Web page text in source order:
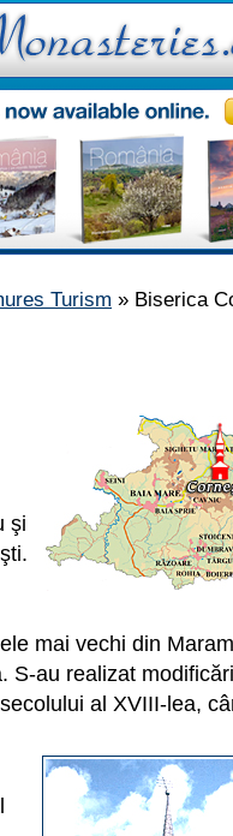
Turism » Biserica
şi
mai vechi din
S-au realizat
al XVIII-lea,